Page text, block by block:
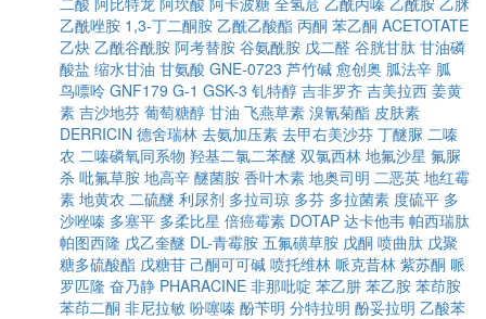
乙酰唑胺 1,3-丁二酮胺 乙酰乙酸酯 丙酮 苯乙酮 ACETOTATE
乙炔 乙酰谷酰胺 阿考替胺 谷氨酰胺 戊二醛 谷胱甘肽 甘油磷
酸盐 缩水甘油 甘氨酸 GNE-0723 芦竹碱 愈创奥 胍法辛 胍
鸟嘌呤 GNF179 G-1 GSK-3 钆特醇 吉非罗齐 吉美拉西 姜黄
素 吉沙地芬 葡萄糖醇 甘油 飞燕草素 溴氰菊酯 皮肤素
DERRICIN 德舍瑞林 去氨加压素 去甲右美沙芬 丁醚脲 二嗪
农 二嗪磷氧同系物 羟基二氯二苯醚 双氯西林 地氟沙星 氟脲
杀 吡氟草胺 地高辛 醚菌胺 香叶木素 地奥司明 二恶英 地红霉
素 地黄农 二硫醚 利尿剂 多拉司琼 多芬 多拉菌素 度硫平 多
沙唑嗪 多塞平 多柔比星 倍癌霉素 DOTAP 达卡他韦 帕西瑞肽
帕图西隆 戊乙奎醚 DL-青霉胺 五氟磺草胺 戊酮 喷曲肽 戊聚
糖多硫酸酯 戊糖苷 己酮可可碱 喷托维林 哌克昔林 紫苏酮 哌
罗匹隆 奋乃静 PHARACINE 非那吡啶 苯乙肼 苯乙胺 苯茚胺
苯茚二酮 非尼拉敏 吩噻嗪 酚苄明 分特拉明 酚妥拉明 乙酸苯